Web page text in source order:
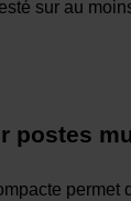
sur au
postes
permet